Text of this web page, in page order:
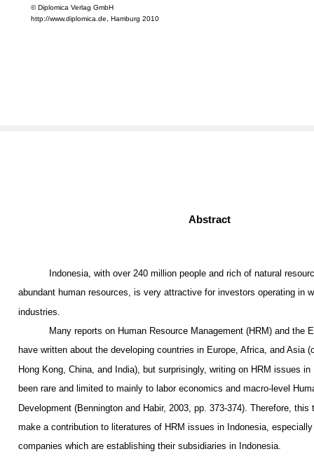
verbliebene fehlerhafte Angaben und deren Folgen.
© Diplomica Verlag GmbH
Indonesia, with over 240 million people and rich of natural
Hong Kong, China, and India), but surprisingly, writing on HRM issues in